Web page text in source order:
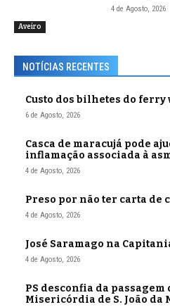
Aveiro
4 de Agosto, 2026
NOTÍCIAS RECENTES
Custo dos bilhetes do
6 de Agosto, 2026
Casca de maracujá pode
inflamação associada à
4 de Agosto, 2026
Preso por não ter carta de
4 de Agosto, 2026
José Saramago na
4 de Agosto, 2026
PS desconfia da
Misericórdia de S. João da